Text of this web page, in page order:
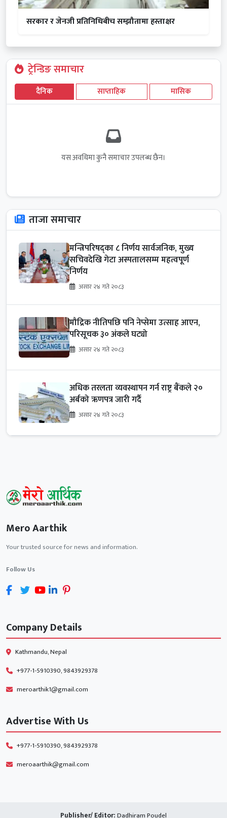
सरकार र जेनजी प्रतिनिधिबीच सम्झौतामा हस्ताक्षर
ट्रेन्डिङ समाचार
दैनिक साप्ताहिक मासिक
यस अवधिमा कुनै समाचार उपलब्ध छैन।
ताजा समाचार
मन्त्रिपरिषद्का ८ निर्णय सार्वजनिक, मुख्य
सचिवदेखि गेटा अस्पतालसम्म महत्वपूर्ण
निर्णय
असार २४ गते २०८३
मौद्रिक नीतिपछि पनि नेप्सेमा उत्साह आएन,
परिसूचक ३० अंकले घट्यो
असार २४ गते २०८३
अधिक तरलता व्यवस्थापन गर्न राष्ट्र बैंकले २०
अर्बको ऋणपत्र जारी गर्दै
असार २४ गते २०८३
Mero Aarthik
Your trusted source for news and information.
Follow Us
Company Details
Kathmandu, Nepal
+977-1-5910390, 9843929378
meroarthik1@gmail.com
Advertise With Us
+977-1-5910390, 9843929378
meroaarthik@gmail.com
Publisher/ Editor:Dadhiram Poudel